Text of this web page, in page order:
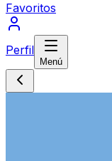
Favoritos
Perfil
Menú